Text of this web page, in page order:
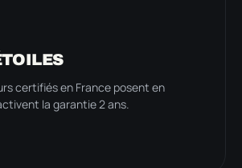
certifiés en France posent en
la garantie 2 ans.